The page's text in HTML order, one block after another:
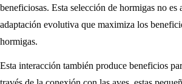
beneficiosas. Esta selección de hormigas no es
adaptación evolutiva que maximiza los
hormigas.
Esta interacción también produce beneficios